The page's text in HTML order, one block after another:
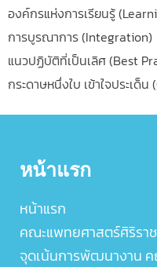
องค์กรแห่งการเรียนรู้
การบูรณาการ (Integration)
แนวปฏิบัติที่เป็นเลิศ (Best
กระดาษหนึ่งใบ เข้าใจประเด็
หน้าแรก
หน้าแรก
คณะแพทยศาสตร์ศิริรา
จุดเน้นการพัฒนางาน